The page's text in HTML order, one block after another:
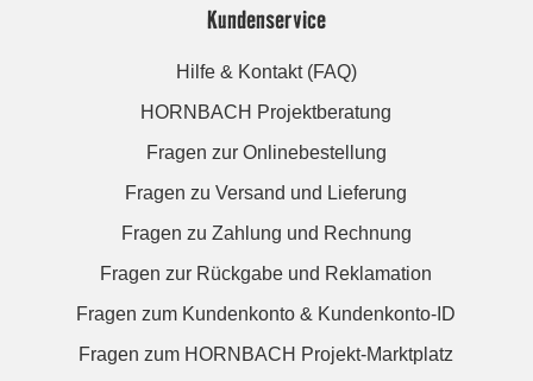
Kundenservice
Hilfe & Kontakt (FAQ)
HORNBACH Projektberatung
Fragen zur Onlinebestellung
Fragen zu Versand und Lieferung
Fragen zu Zahlung und Rechnung
Fragen zur Rückgabe und Reklamation
Fragen zum Kundenkonto & Kundenkonto-ID
Fragen zum HORNBACH Projekt-Marktplatz